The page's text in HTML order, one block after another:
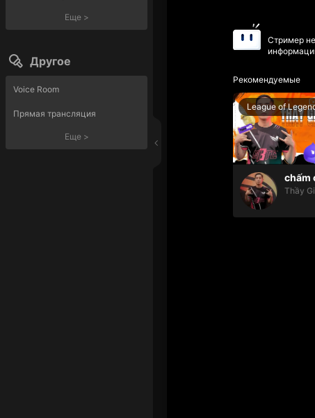
Еще>
Другое
Voice Room
Прямая трансляция
Еще>
Стример
Рекомендуемые
League of
chấm
Thầy